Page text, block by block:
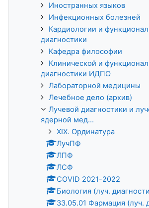
Иностранных языков
Инфекционных болезней
Кардиологии и
диагностики
Кафедра философии
Клинической и
диагностики ИДПО
Лабораторной медицины
Лечебное дело (архив)
Лучевой диагностики и
ядерной мед...
XIX. Ординатура
ЛучПФ
ЛПФ
ЛСФ
COVID 2021-2022
Биология (луч.
33.05.01 Фармация (луч.